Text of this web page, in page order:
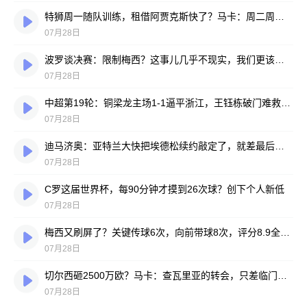
07月28日
07月28日
07月28日
07月28日
C罗这届世界杯，每90分钟才摸到26次球？创下个人新低
07月28日
07月28日
07月28日